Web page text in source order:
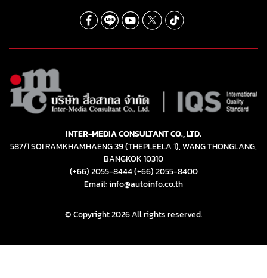
INTER-MEDIA CONSULTANT CO., LTD.
587/1 SOI RAMKHAMHAENG 39 (THEPLEELA 1), WANG THONGLANG,
BANGKOK 10310
(+66) 2055-8444(+66) 2055-8400
Email: info@autoinfo.co.th
© Copyright 2026 All rights reserved.